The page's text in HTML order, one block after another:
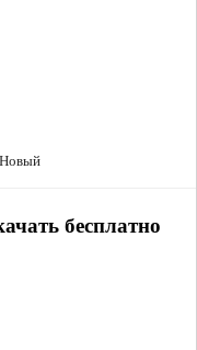
бесплатно